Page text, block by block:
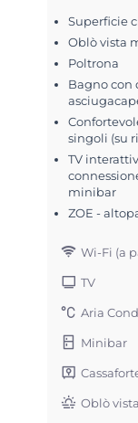
Superficie
Oblò vista
Poltrona
Bagno con
singoli (su
TV
minibar
ZOE -
Wi-Fi (a
TV
Aria
Minibar
Oblò